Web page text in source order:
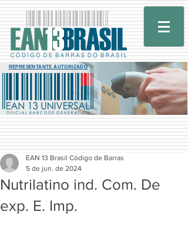
REPRESENTANTE AUTORIZADO
Nutrilatino ind. Com. De
exp. E. Imp.
EAN 13 Brasil Código de Barras
5 de jun. de 2024